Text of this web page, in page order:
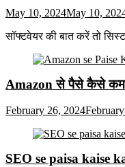
May 10, 2024May 10,
सॉफ्टवेयर की बात करें तो
Amazon से पैसे कैसे
February 26, 2024
SEO se paisa kaise